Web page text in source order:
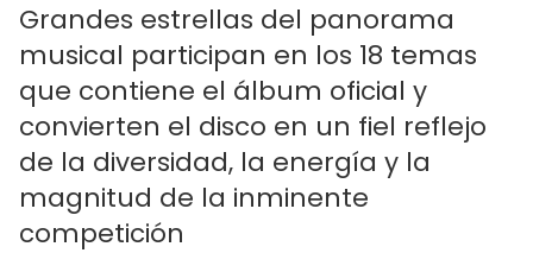
Grandes estrellas del panorama
musical participan en los 18 temas
que contiene el álbum oficial y
convierten el disco en un fiel reflejo
de la diversidad, la energía y la
magnitud de la inminente
competición